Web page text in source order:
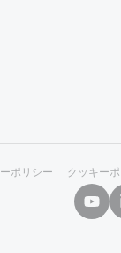
ポリシー クッキー